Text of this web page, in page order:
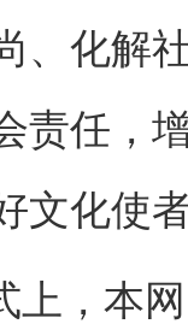
、化解
责任，
文化使
本网